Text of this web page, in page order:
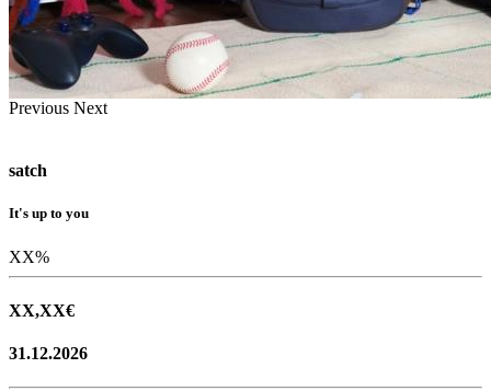
Previous Next
satch
It's up to you
XX%
XX,XX€
31.12.2026